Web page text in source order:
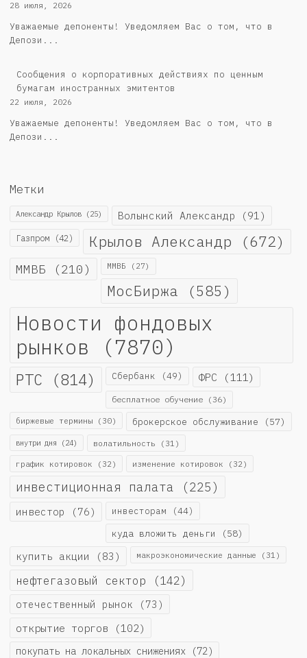
28 июля, 2026
Уважаемые депоненты! Уведомляем Вас о том, что в
Депози...
Сообщения о корпоративных действиях по ценным
бумагам иностранных эмитентов
22 июля, 2026
Уважаемые депоненты! Уведомляем Вас о том, что в
Депози...
Метки
Александр Крылов (25) Волынский Александр (91)
Газпром (42) Крылов Александр (672)
ММВБ (210) ММВБ (27)
МосБиржа (585)
Новости фондовых
рынков (7870)
РТС (814) Сбербанк (49) ФРС (111)
бесплатное обучение (36)
биржевые термины (30) брокерское обслуживание (57)
внутри дня (24) волатильность (31)
график котировок (32) изменение котировок (32)
инвестиционная палата (225)
инвестор (76) инвесторам (44)
куда вложить деньги (58)
купить акции (83) макроэкономические данные (31)
нефтегазовый сектор (142)
отечественный рынок (73)
открытие торгов (102)
покупать на локальных снижениях (72)